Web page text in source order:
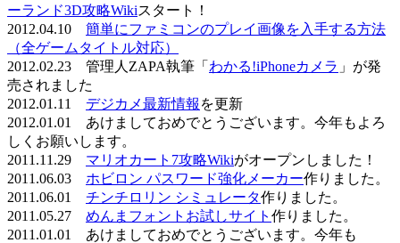
ーランド3D攻略Wikiスタート！
2012.04.10 簡単にファミコンのプレイ画像を入手する方法
（全ゲームタイトル対応）
2012.02.23 管理人ZAPA執筆「 わかる!iPhoneカメラ 」が発
売されました
2012.01.11 デジカメ最新情報 を更新
2012.01.01 あけましておめでとうございます。今年もよろ
しくお願いします。
2011.11.29 マリオカート7攻略Wikiがオープンしました！
2011.06.03 ホビロン パスワード強化メーカー作りました。
2011.06.01 チンチロリン シミュレータ作りました。
2011.05.27 めんまフォントお試しサイト 作りました。
2011.01.01 あけましておめでとうございます。今年も